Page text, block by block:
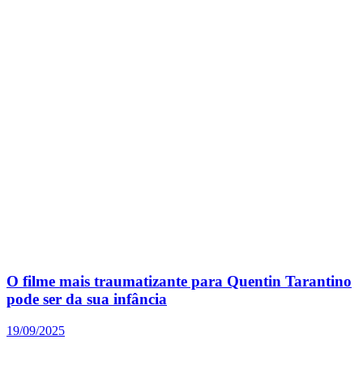
O filme mais traumatizante para Quentin Tarantino
pode ser da sua infância
19/09/2025